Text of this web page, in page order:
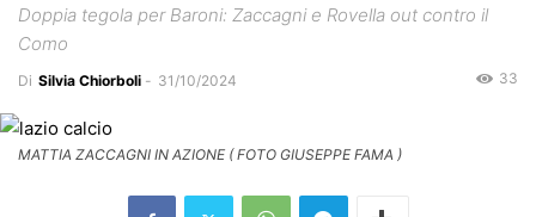
Doppia tegola per Baroni: Zaccagni e Rovella out contro il
Como
Di Silvia Chiorboli - 31/10/2024 33
MATTIA ZACCAGNI IN AZIONE ( FOTO GIUSEPPE FAMA )